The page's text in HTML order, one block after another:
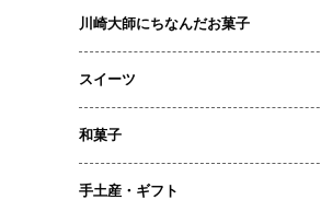
川崎大師にちなんだお菓子
スイーツ
和菓子
手土産・ギフト